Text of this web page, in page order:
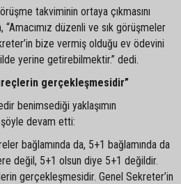
takviminin ortaya çıkmasını
düzenli ve sık görüşmeler
bize vermiş olduğu ev ödevini
yerine getirebilmektir.” dedi.
gerçekleşmesidir”
benimsediği yaklaşımın
devam etti:
bağlamında da, 5+1 bağlamında da
değil, 5+1 olsun diye 5+1 değildir.
gerçekleşmesidir. Genel Sekreter’in